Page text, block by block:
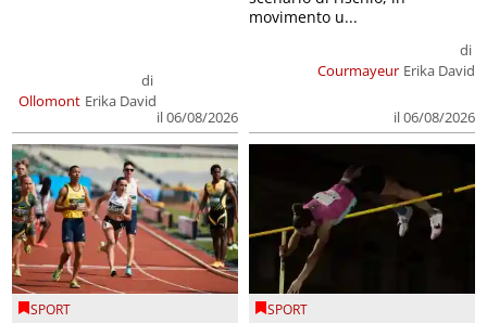
Ollomont
di
Erika David
il 06/08/2026
Courmayeur
di
Erika David
il 06/08/2026
movimento u...
SPORT SPORT